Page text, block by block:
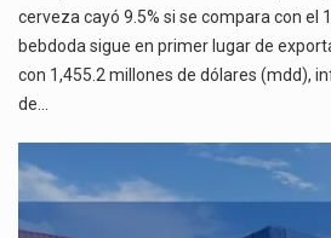
cerveza cayó 9.5% si se compara con el
bebdoda sigue en primer lugar de
con 1,455.2 millones de dólares (mdd),
de…